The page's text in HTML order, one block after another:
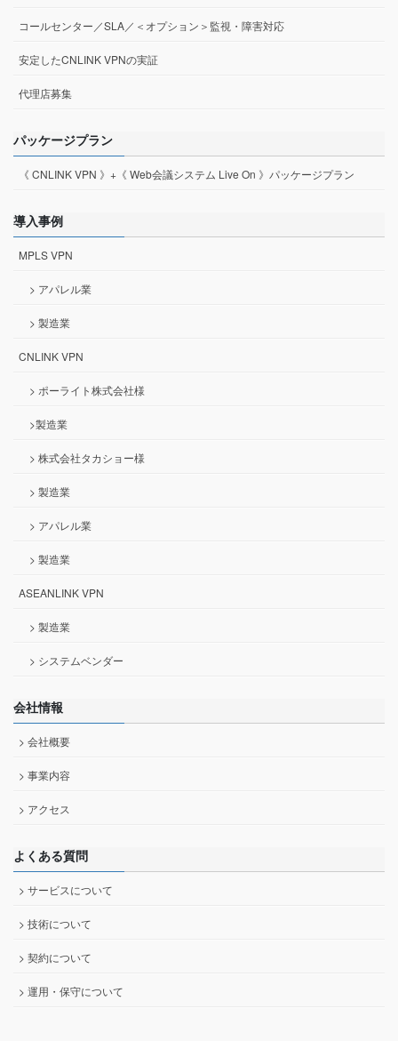
コールセンター／SLA／＜オプション＞監視・障害対応
安定したCNLINK VPNの実証
代理店募集
パッケージプラン
《 CNLINK VPN 》+《 Web会議システム Live On 》パッケージプラン
導入事例
MPLS VPN
> アパレル業
> 製造業
CNLINK VPN
> ポーライト株式会社様
>製造業
> 株式会社タカショー様
> 製造業
> アパレル業
> 製造業
ASEANLINK VPN
> 製造業
> システムベンダー
会社情報
> 会社概要
> 事業内容
> アクセス
よくある質問
> サービスについて
> 技術について
> 契約について
> 運用・保守について